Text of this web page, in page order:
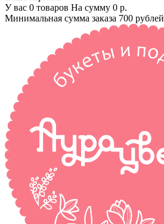
У вас 0 товаров На сумму 0 р.
Минимальная сумма заказа 700 рублей